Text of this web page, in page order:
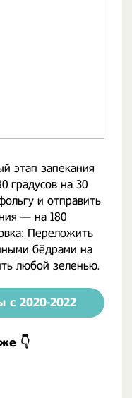
этап запекания
градусов на 30
и отправить
— на 180
Переложить
бёдрами на
любой зеленью.
с 2020-2022
👇